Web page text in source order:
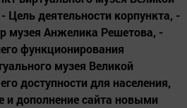
Цель деятельности корпункта, -
музея Анжелика Решетова, -
функционирования
музея Великой
доступности для населения,
и дополнение сайта новыми